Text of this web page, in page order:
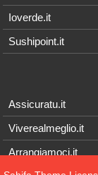
Ioverde.it
Sushipoint.it
Assicuratu.it
Viverealmeglio.it
Arrangiamoci.it